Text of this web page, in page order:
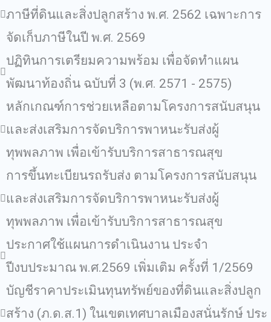
ภาษีที่ดินและสิ่งปลูกสร้าง พ.ศ. 2562 เฉพาะการ
จัดเก็บภาษีในปี พ.ศ. 2569
ปฏิทินการเตรียมความพร้อม เพื่อจัดทำแผน
พัฒนาท้องถิ่น ฉบับที่ 3 (พ.ศ. 2571 - 2575)
หลักเกณฑ์การช่วยเหลือตามโครงการสนับสนุน
และส่งเสริมการจัดบริการพาหนะรับส่งผู้
ทุพพลภาพ เพื่อเข้ารับบริการสาธารณสุข
การขึ้นทะเบียนรถรับส่ง ตามโครงการสนับสนุน
และส่งเสริมการจัดบริการพาหนะรับส่งผู้
ทุพพลภาพ เพื่อเข้ารับบริการสาธารณสุข
ประกาศใช้แผนการดำเนินงาน ประจำ
ปีงบประมาณ พ.ศ.2569 เพิ่มเติม ครั้งที่ 1/2569
บัญชีราคาประเมินทุนทรัพย์ของที่ดินและสิ่งปลูก
สร้าง (ภ.ด.ส.1) ในเขตเทศบาลเมืองสนั่นรักษ์ ประ